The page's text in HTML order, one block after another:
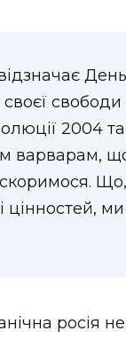
свободи
2004 та
цінностей,
росія